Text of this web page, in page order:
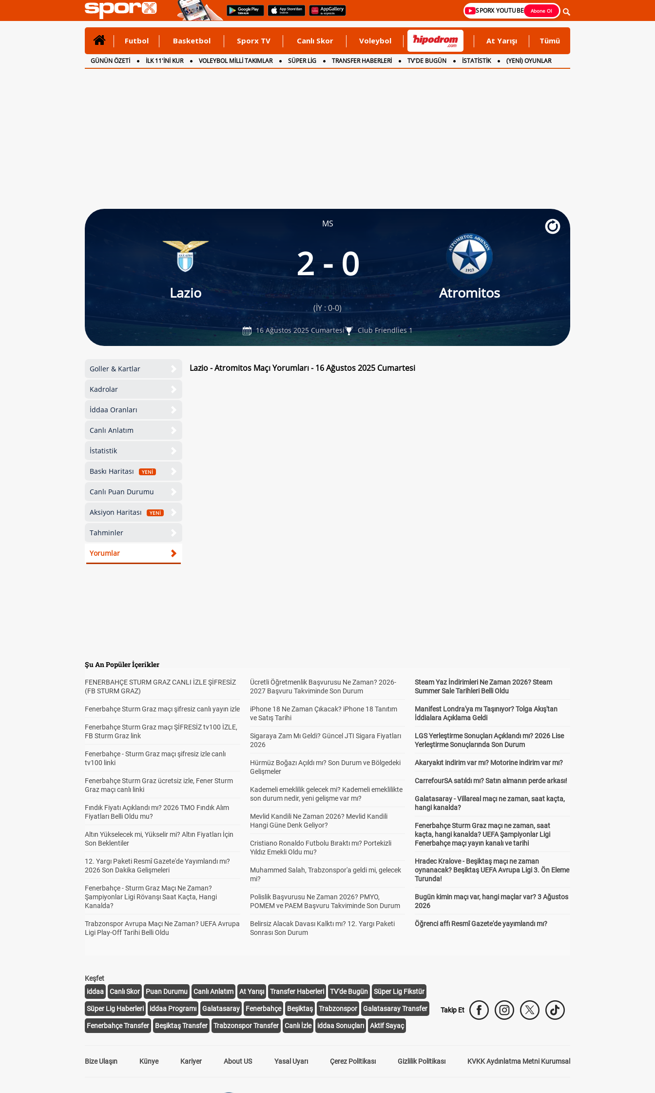
SPORX YOUTUBE Abone Ol
Futbol Basketbol Sporx TV Canlı Skor Voleybol At Yarışı Tümü
GÜNÜN ÖZETİ İLK 11'İNİ KUR VOLEYBOL MİLLİ TAKIMLAR SÜPER LİG TRANSFER HABERLERİ TV'DE BUGÜN İSTATİSTİK
(YENİ) OYUNLAR
CANLI ANLATIM
İNGİLTERE
MS
Lazio
2 - 0
Atromitos
(İY : 0-0)
16 Ağustos 2025 Cumartesi Club Friendlies 1
Goller & Kartlar
Kadrolar
İddaa Oranları
Canlı Anlatım
İstatistik
Baskı Haritası YENİ
Canlı Puan Durumu
Aksiyon Haritası YENİ
Tahminler
Yorumlar
Lazio - Atromitos Maçı Yorumları - 16 Ağustos 2025 Cumartesi
Şu An Popüler İçerikler
FENERBAHÇE STURM GRAZ CANLI İZLE ŞİFRESİZ
(FB STURM GRAZ)
Fenerbahçe Sturm Graz maçı şifresiz canlı yayın izle
Fenerbahçe Sturm Graz maçı ŞİFRESİZ tv100 İZLE,
FB Sturm Graz link
Fenerbahçe - Sturm Graz maçı şifresiz izle canlı
tv100 linki
Fenerbahçe Sturm Graz ücretsiz izle, Fener Sturm
Graz maçı canlı linki
Fındık Fiyatı Açıklandı mı? 2026 TMO Fındık Alım
Fiyatları Belli Oldu mu?
Altın Yükselecek mi, Yükselir mi? Altın Fiyatları İçin
Son Beklentiler
12. Yargı Paketi Resmî Gazete'de Yayımlandı mı?
2026 Son Dakika Gelişmeleri
Fenerbahçe - Sturm Graz Maçı Ne Zaman?
Şampiyonlar Ligi Rövanşı Saat Kaçta, Hangi
Kanalda?
Trabzonspor Avrupa Maçı Ne Zaman? UEFA Avrupa
Ligi Play-Off Tarihi Belli Oldu
Ücretli Öğretmenlik Başvurusu Ne Zaman? 2026-
2027 Başvuru Takviminde Son Durum
iPhone 18 Ne Zaman Çıkacak? iPhone 18 Tanıtım
ve Satış Tarihi
Sigaraya Zam Mı Geldi? Güncel JTI Sigara Fiyatları
2026
Hürmüz Boğazı Açıldı mı? Son Durum ve Bölgedeki
Gelişmeler
Kademeli emeklilik gelecek mi? Kademeli emeklilikte
son durum nedir, yeni gelişme var mı?
Mevlid Kandili Ne Zaman 2026? Mevlid Kandili
Hangi Güne Denk Geliyor?
Cristiano Ronaldo Futbolu Bıraktı mı? Portekizli
Yıldız Emekli Oldu mu?
Muhammed Salah, Trabzonspor'a geldi mi, gelecek
mi?
Polislik Başvurusu Ne Zaman 2026? PMYO,
POMEM ve PAEM Başvuru Takviminde Son Durum
Belirsiz Alacak Davası Kalktı mı? 12. Yargı Paketi
Sonrası Son Durum
Steam Yaz İndirimleri Ne Zaman 2026? Steam
Summer Sale Tarihleri Belli Oldu
Manifest Londra'ya mı Taşınıyor? Tolga Akış'tan
İddialara Açıklama Geldi
LGS Yerleştirme Sonuçları Açıklandı mı? 2026 Lise
Yerleştirme Sonuçlarında Son Durum
Akaryakıt indirim var mı? Motorine indirim var mı?
CarrefourSA satıldı mı? Satın almanın perde arkası!
Galatasaray - Villareal maçı ne zaman, saat kaçta,
hangi kanalda?
Fenerbahçe Sturm Graz maçı ne zaman, saat
kaçta, hangi kanalda? UEFA Şampiyonlar Ligi
Fenerbahçe maçı yayın kanalı ve tarihi
Hradec Kralove - Beşiktaş maçı ne zaman
oynanacak? Beşiktaş UEFA Avrupa Ligi 3. Ön Eleme
Turunda!
Bugün kimin maçı var, hangi maçlar var? 3 Ağustos
2026
Öğrenci affı Resmî Gazete'de yayımlandı mı?
Keşfet
iddaa
Canlı Skor Puan Durumu Canlı Anlatım At Yarışı Transfer Haberleri TV'de Bugün Süper Lig Fikstür
Süper Lig Haberleri iddaa Programı Galatasaray Fenerbahçe Beşiktaş Trabzonspor Galatasaray Transfer
Fenerbahçe Transfer Beşiktaş Transfer Trabzonspor Transfer Canlı İzle iddaa Sonuçları Aktif Sayaç
Takip Et
Bize Ulaşın Künye Kariyer About US Yasal Uyarı Çerez Politikası Gizlilik Politikası KVKK Aydınlatma Metni Kurumsal